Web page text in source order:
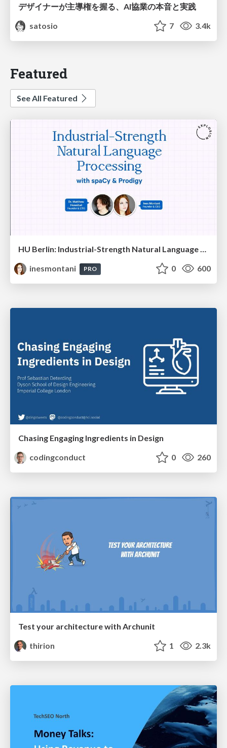
デザイナーが主導権を握る、AI協業の本音と実践
satosio
7 3.4k
Featured
See All Featured
HU Berlin: Industrial-Strength Natural Language Processing with spaCy and Prodigy
inesmontani
PRO 0 600
Chasing Engaging Ingredients in Design
codingconduct
0 260
Test your architecture with Archunit
thirion
1 2.3k